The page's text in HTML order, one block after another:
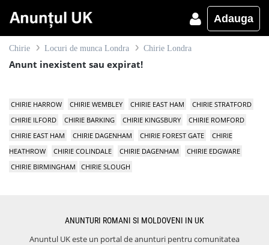
Adauga
Chirie Locuri de munca Londra Chirie Londra
Anunt inexistent sau expirat!
CHIRIE HARROW CHIRIE WEMBLEY CHIRIE EAST HAM
CHIRIE STRATFORD
CHIRIE ILFORD
CHIRIE BARKING CHIRIE KINGSBURY
CHIRIE ROMFORD
CHIRIE EAST HAM
CHIRIE DAGENHAM CHIRIE FOREST GATE
CHIRIE
HEATHROW
CHIRIE COLINDALE CHIRIE DAGENHAM
CHIRIE EDGWARE
CHIRIE BIRMINGHAM
CHIRIE SLOUGH
ANUNTURI ROMANI SI MOLDOVENI IN UK
Anuntul UK este un portal de anunturi pentru comunitatea